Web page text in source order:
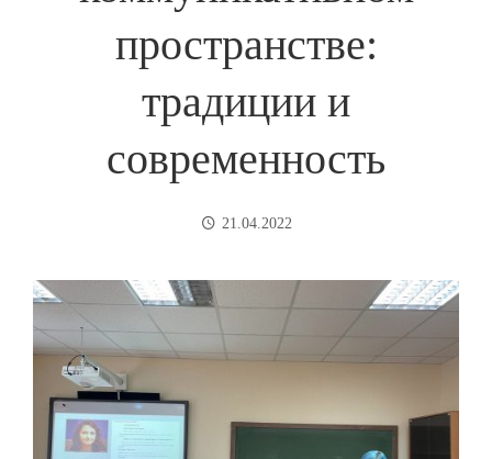
пространстве:
традиции и
современность
21.04.2022